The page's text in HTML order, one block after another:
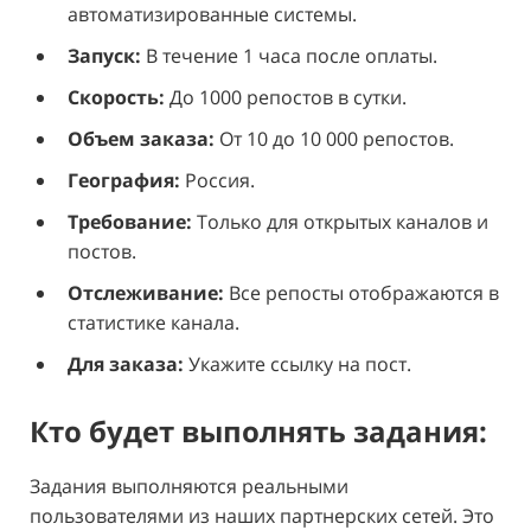
автоматизированные системы.
Запуск: В течение 1 часа после оплаты.
Скорость: До 1000 репостов в сутки.
Объем заказа: От 10 до 10 000 репостов.
География: Россия.
Требование: Только для открытых каналов и
постов.
Отслеживание: Все репосты отображаются в
статистике канала.
Для заказа: Укажите ссылку на пост.
Кто будет выполнять задания:
Задания выполняются реальными
пользователями из наших партнерских сетей. Это